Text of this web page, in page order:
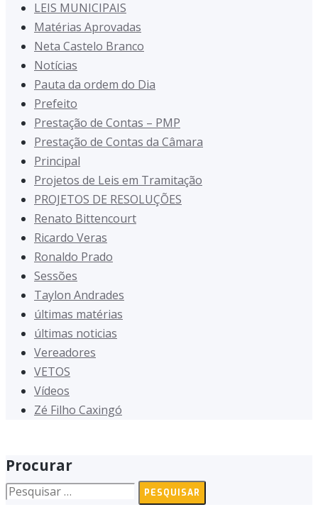
LEIS MUNICIPAIS
Matérias Aprovadas
Neta Castelo Branco
Notícias
Pauta da ordem do Dia
Prefeito
Prestação de Contas – PMP
Prestação de Contas da Câmara
Principal
Projetos de Leis em Tramitação
PROJETOS DE RESOLUÇÕES
Renato Bittencourt
Ricardo Veras
Ronaldo Prado
Sessões
Taylon Andrades
últimas matérias
últimas noticias
Vereadores
VETOS
Vídeos
Zé Filho Caxingó
Procurar
Pesquisar